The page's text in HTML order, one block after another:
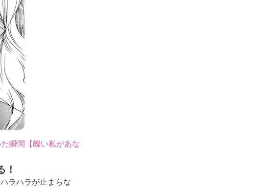
瞬間【醜い私があな
！
ラハラが止まらな